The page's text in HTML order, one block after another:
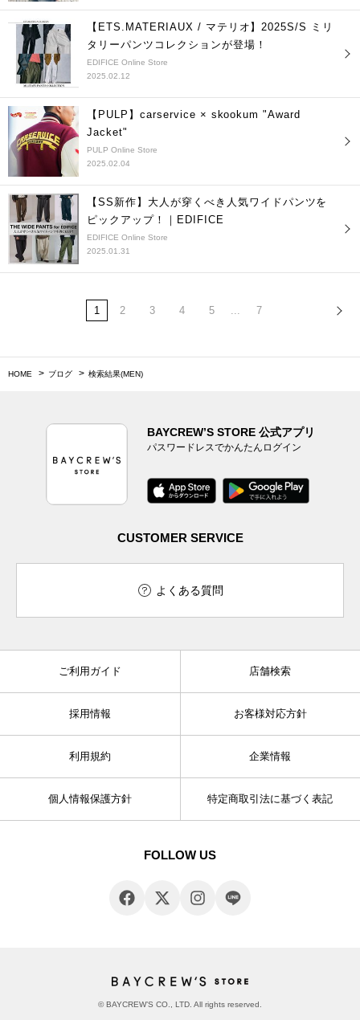
【ETS.MATERIAUX / マテリオ】2025S/S ミリ
タリーパンツコレクションが登場！
EDIFICE Online Store
2025.02.12
【PULP】carservice × skookum "Award
Jacket"
PULP Online Store
2025.02.04
【SS新作】大人が穿くべき人気ワイドパンツを
ピックアップ！｜EDIFICE
EDIFICE Online Store
2025.01.31
1 2 3 4 5 ... 7
HOME ブログ 検索結果(MEN)
BAYCREW’S STORE 公式アプリ
パスワードレスでかんたんログイン
CUSTOMER SERVICE
よくある質問
ご利用ガイド 店舗検索
採用情報 お客様対応方針
利用規約 企業情報
個人情報保護方針 特定商取引法に基づく表記
FOLLOW US
© BAYCREW’S CO., LTD. All rights reserved.